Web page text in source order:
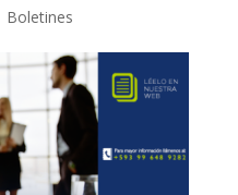
Boletines